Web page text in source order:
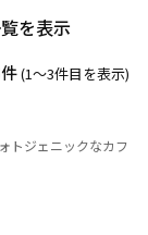
を表示
(1〜3件目を表示)
トジェニックなカフ